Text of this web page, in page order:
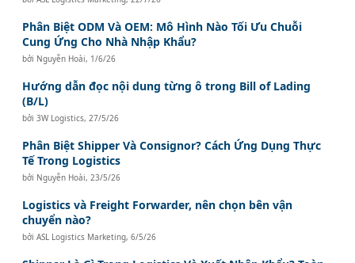
Phân Biệt ODM Và OEM: Mô Hình Nào Tối Ưu Chuỗi
Cung Ứng Cho Nhà Nhập Khẩu?
bởi Nguyễn Hoài, 1/6/26
Hướng dẫn đọc nội dung từng ô trong Bill of Lading
(B/L)
bởi3W Logistics,27/5/26
Phân Biệt Shipper Và Consignor? Cách Ứng Dụng Thực
Tế Trong Logistics
bởi Nguyễn Hoài,23/5/26
Logistics và Freight Forwarder, nên chọn bên vận
chuyển nào?
bởiASL Logistics Marketing,6/5/26